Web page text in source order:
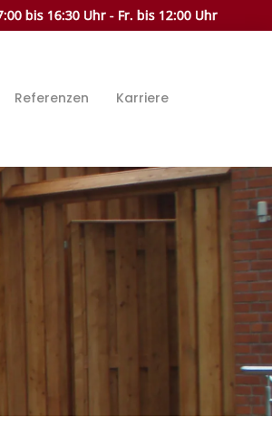
bis 16:30 Uhr - Fr. bis 12:00 Uhr
Referenzen Karriere